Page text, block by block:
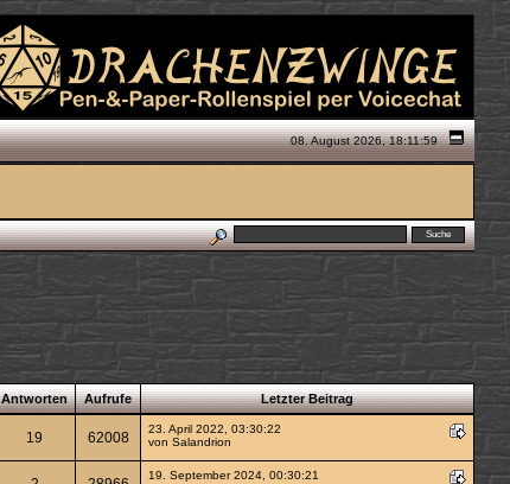
08. August 2026, 18:11:59
Antworten Aufrufe Letzter Beitrag
19 62008
23. April 2022, 03:30:22
von Salandrion
19. September 2024, 00:30:21